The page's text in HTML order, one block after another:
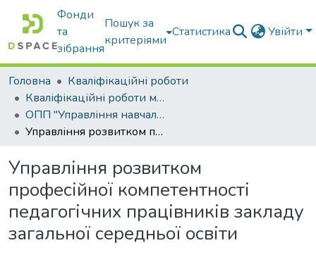
Фонди
та
зібрання
Пошук за
критеріями
Статистика Увійти
Головна
Кваліфікаційні роботи
Кваліфікаційні роботи магістрів
ОПП "Управління навчальним закладом"
Управління розвитком професійної компетентності педагогічних працівників закладу загальної середньої освіти
Управління розвитком
професійної компетентності
педагогічних працівників закладу
загальної середньої освіти